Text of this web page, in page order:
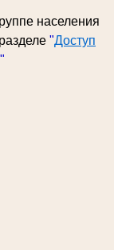
населения
"Доступ
"